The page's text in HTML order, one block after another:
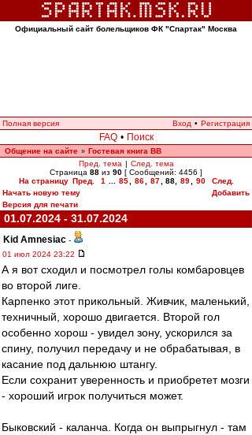
Официальный сайт болельщиков ФК "Спартак" Москва
Полная версия Вход • Регистрация
FAQ • Поиск
Общение на сайте » Гостевая книга ВВ
Пред. тема | След. тема
Страница 88 из 90 [ Сообщений: 4456 ]
На страницу Пред. 1 85 86 87 88, 89 90
След.
Начать новую тему
Добавить
Версия для печати
01.07.2024 - 31.07.2024
Kid Amnesiac -
01 июл 2024 23:22
А я вот сходил и посмотрел голы комбаровцев
во второй лиге.
Карпенко этот прикольный. Живчик, маленький,
техничный, хорошо двигается. Второй гол
особенно хорош - увидел зону, ускорился за
спину, получил передачу и не обрабатывая, в
касание под дальнюю штангу.
Если сохранит уверенность и приобретет мозги
- хороший игрок получиться может.
Быковский - каланча. Когда он выпрыгнул - там